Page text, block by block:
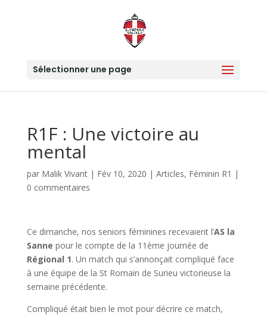
Sélectionner une page
R1F : Une victoire au
mental
par Malik Vivant| Fév 10, 2020 | Articles, Féminin R1 |
0 commentaires
Ce dimanche, nos seniors féminines recevaient l’AS la
Sanne pour le compte de la 11ème journée de
Régional 1. Un match qui s’annonçait compliqué face
à une équipe de la St Romain de Surieu victorieuse la
semaine précédente.
Compliqué était bien le mot pour décrire ce match,